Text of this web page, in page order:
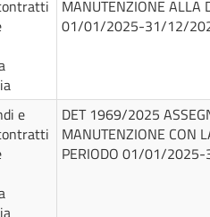
MANUTENZIONE ALLA
01/01/2025-31/12/
e
DET 1969/2025
MANUTENZIONE CON
PERIODO 01/01/